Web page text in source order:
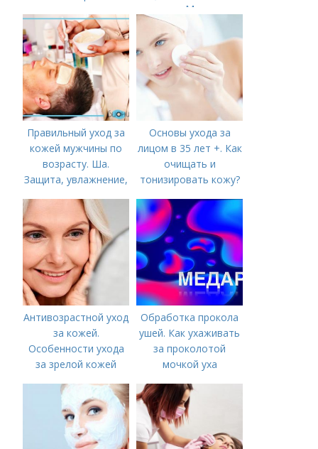
вред. Меню и
рецепты блюд
грибной диеты
Правильный уход за
кожей мужчины по
возрасту. Ша.
Защита, увлажнение,
Основы ухода за
лицом в 35 лет +. Как
очищать и
тонизировать кожу?
Антивозрастной уход
за кожей.
Особенности ухода
за зрелой кожей
Обработка прокола
ушей. Как ухаживать
за проколотой
мочкой уха